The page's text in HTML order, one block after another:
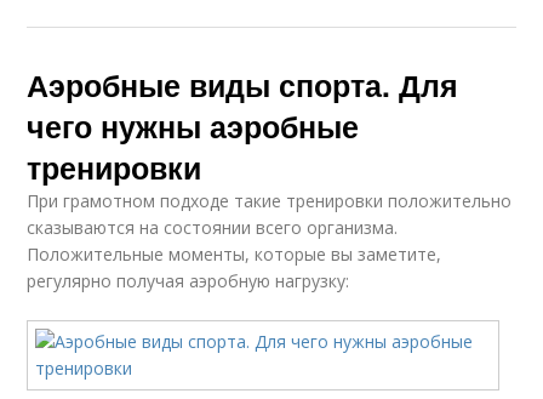
Аэробные виды спорта. Для
чего нужны аэробные
тренировки
При грамотном подходе такие тренировки положительно
сказываются на состоянии всего организма.
Положительные моменты, которые вы заметите,
регулярно получая аэробную нагрузку: